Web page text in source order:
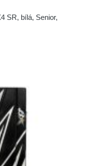
SR, bílá, Senior,